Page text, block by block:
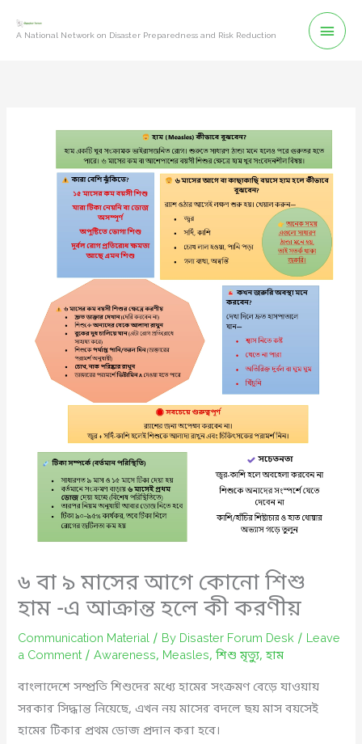
A National Network on Disaster Preparedness and Risk Reduction
৬ বা ৯ মাসের আগে কোনো শিশু
হাম -এ আক্রান্ত হলে কী করণীয়
Communication Material / By Disaster Forum Desk / Leave
a Comment /Awareness, Measles,শিশু মৃত্যু,হাম
বাংলাদেশে সম্প্রতি শিশুদের মধ্যে হামের সংক্রমণ বেড়ে যাওয়ায়
সরকার সিদ্ধান্ত নিয়েছে, এখন নয় মাসের বদলে ছয় মাস বয়সেই
হামের টিকার প্রথম ডোজ প্রদান করা হবে।